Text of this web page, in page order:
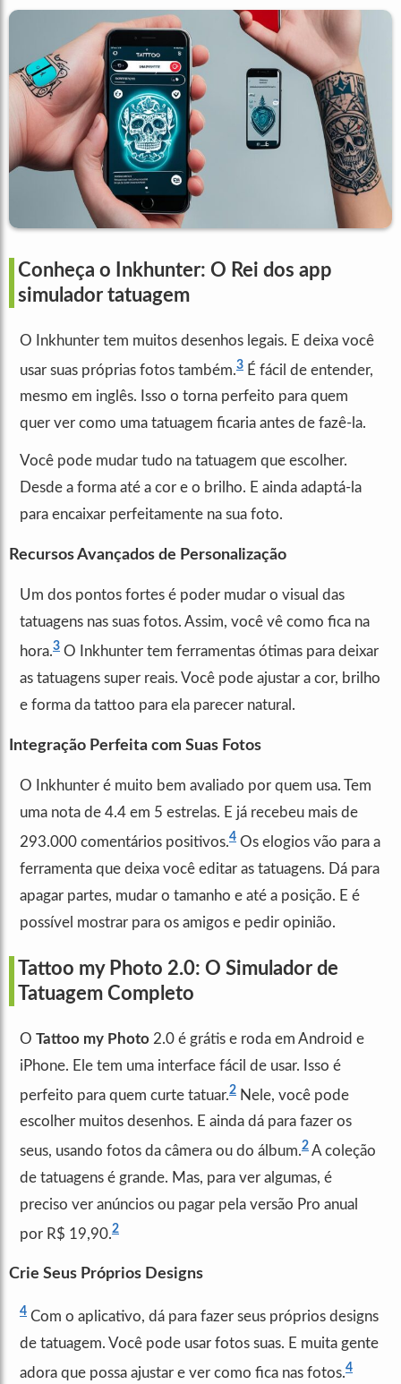
Conheça o Inkhunter: O Rei dos app
simulador tatuagem
O Inkhunter tem muitos desenhos legais. E deixa você
usar suas próprias fotos também. 3 É fácil de entender,
mesmo em inglês. Isso o torna perfeito para quem
quer ver como uma tatuagem ficaria antes de fazê-la.
Você pode mudar tudo na tatuagem que escolher.
Desde a forma até a cor e o brilho. E ainda adaptá-la
para encaixar perfeitamente na sua foto.
Recursos Avançados de Personalização
Um dos pontos fortes é poder mudar o visual das
tatuagens nas suas fotos. Assim, você vê como fica na
hora.3 O Inkhunter tem ferramentas ótimas para deixar
as tatuagens super reais. Você pode ajustar a cor, brilho
e forma da tattoo para ela parecer natural.
Integração Perfeita com Suas Fotos
O Inkhunter é muito bem avaliado por quem usa. Tem
uma nota de 4.4 em 5 estrelas. E já recebeu mais de
293.000 comentários positivos.4 Os elogios vão para a
ferramenta que deixa você editar as tatuagens. Dá para
apagar partes, mudar o tamanho e até a posição. E é
possível mostrar para os amigos e pedir opinião.
Tattoo my Photo 2.0: O Simulador de
Tatuagem Completo
O Tattoo my Photo 2.0 é grátis e roda em Android e
iPhone. Ele tem uma interface fácil de usar. Isso é
perfeito para quem curte tatuar. 2 Nele, você pode
escolher muitos desenhos. E ainda dá para fazer os
seus, usando fotos da câmera ou do álbum.2 A coleção
de tatuagens é grande. Mas, para ver algumas, é
preciso ver anúncios ou pagar pela versão Pro anual
por R$ 19,90.2
Crie Seus Próprios Designs
4 Com o aplicativo, dá para fazer seus próprios designs
de tatuagem. Você pode usar fotos suas. E muita gente
adora que possa ajustar e ver como fica nas fotos.4